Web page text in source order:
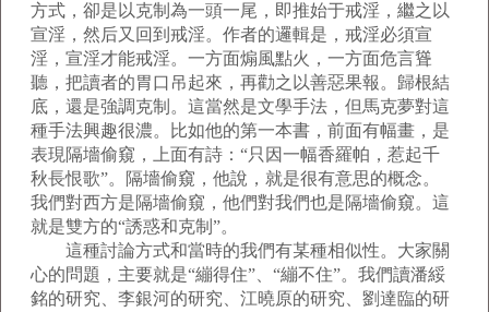
方式，卻是以克制為一頭一尾，即推始于戒淫，繼之以
宣淫，然后又回到戒淫。作者的邏輯是，戒淫必須宣
淫，宣淫才能戒淫。一方面煽風點火，一方面危言聳
聽，把讀者的胃口吊起來，再勸之以善惡果報。歸根結
底，還是強調克制。這當然是文學手法，但馬克夢對這
種手法興趣很濃。比如他的第一本書，前面有幅畫，是
表現隔墻偷窺，上面有詩：“只因一幅香羅帕，惹起千
秋長恨歌”。隔墻偷窺，他說，就是很有意思的概念。
我們對西方是隔墻偷窺，他們對我們也是隔墻偷窺。這
就是雙方的“誘惑和克制”。
這種討論方式和當時的我們有某種相似性。大家關
心的問題，主要就是“繃得住”、“繃不住”。我們讀潘綏
銘的研究、李銀河的研究、江曉原的研究、劉達臨的研